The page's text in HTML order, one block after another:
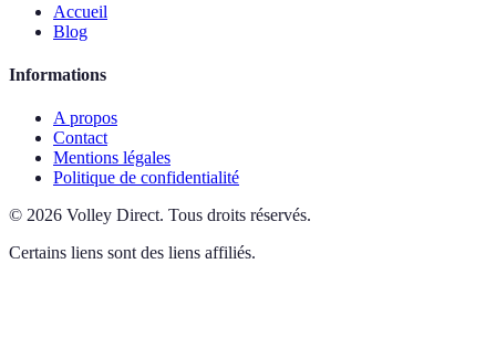
Accueil
Blog
Informations
A propos
Contact
Mentions légales
Politique de confidentialité
© 2026 Volley Direct. Tous droits réservés.
Certains liens sont des liens affiliés.